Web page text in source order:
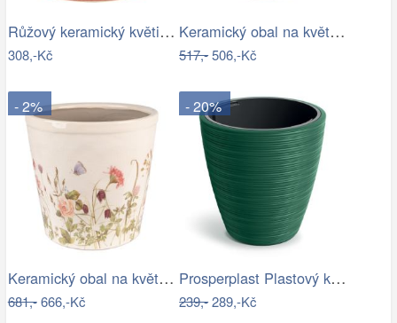
Růžový keramický květináč J-line Asol…
308,-Kč
Keramický obal na květináč s levandulí…
517,-506,-Kč
- 2%
Keramický obal na květináč s lučními…
681,-666,-Kč
- 20%
Prosperplast Plastový květináč Venas…
239,-289,-Kč